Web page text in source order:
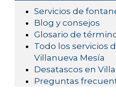
Servicios de
Blog y consejos
Glosario de
Todo los servicios
Villanueva Mesía
Desatascos en
Preguntas